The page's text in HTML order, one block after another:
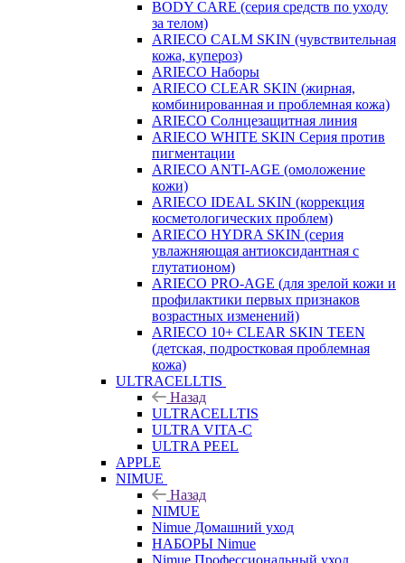
BODY CARE (серия средств по уходу
за телом)
ARIECO CALM SKIN (чувствительная
кожа, купероз)
ARIECO Наборы
ARIECO CLEAR SKIN (жирная,
комбинированная и проблемная кожа)
ARIECO Солнцезащитная линия
ARIECO WHITE SKIN Серия против
пигментации
ARIECO ANTI-AGE (омоложение
кожи)
ARIECO IDEAL SKIN (коррекция
косметологических проблем)
ARIECO HYDRA SKIN (серия
увлажняющая антиоксидантная с
глутатионом)
ARIECO PRO-AGE (для зрелой кожи и
профилактики первых признаков
возрастных изменений)
ARIECO 10+ CLEAR SKIN TEEN
(детская, подростковая проблемная
кожа)
ULTRACELLTIS
Назад
ULTRACELLTIS
ULTRA VITA-C
ULTRA PEEL
APPLE
NIMUE
Назад
NIMUE
Nimue Домашний уход
НАБОРЫ Nimue
Nimue Профессиональный уход